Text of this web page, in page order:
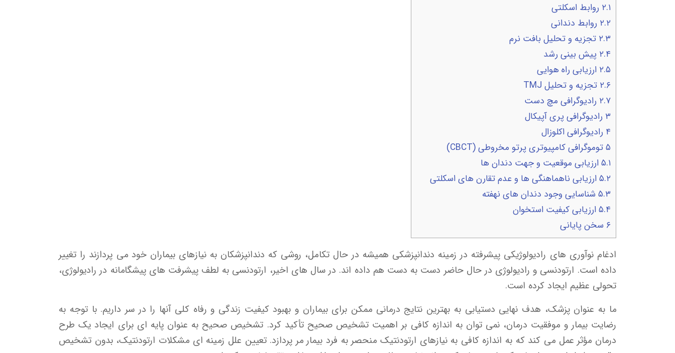
۲.۱ روابط اسکلتی
۲.۲ روابط دندانی
۲.۳ تجزیه و تحلیل بافت نرم
۲.۴ پیش بینی رشد
۲.۵ ارزیابی راه هوایی
۲.۶ تجزیه و تحلیل TMJ
۲.۷ رادیوگرافی مچ دست
۳ رادیوگرافی پری آپیکال
۴ رادیوگرافی اکلوزال
۵توموگرافی کامپیوتری پرتو مخروطی (CBCT)
۵.۱ارزیابی موقعیت و جهت دندان ها
۵.۲ارزیابی ناهماهنگی ها و عدم تقارن های اسکلتی
۵.۳ شناسایی وجود دندان های نهفته
۵.۴ارزیابی کیفیت استخوان
۶ سخن پایانی
ادغام نوآوری های رادیولوژیکی پیشرفته در زمینه دندانپزشکی همیشه در حال تکامل، روشی که دندانپزشکان به نیازهای بیماران خود می پردازند را تغییر
داده است. ارتودنسی و رادیولوژی در حال حاضر دست به دست هم داده اند. در سال های اخیر، ارتودنسی به لطف پیشرفت های پیشگامانه در رادیولوژی،
تحولی عظیم ایجاد کرده است.
ما به عنوان پزشک، هدف نهایی دستیابی به بهترین نتایج درمانی ممکن برای بیماران و بهبود کیفیت زندگی و رفاه کلی آنها را در سر داریم. با توجه به
رضایت بیمار و موفقیت درمان، نمی توان به اندازه کافی بر اهمیت تشخیص صحیح تأکید کرد. تشخیص صحیح به عنوان پایه ای برای ایجاد یک طرح
درمان مؤثر عمل می کند که به اندازه کافی به نیازهای ارتودنتیک منحصر به فرد بیمار مر پردازد. تعیین علل زمینه ای مشکلات ارتودنتیک، بدون تشخیص